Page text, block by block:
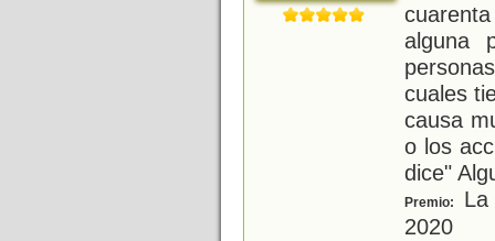
alguna
cuales
causa
o los
dice"
Premio:
La
2020